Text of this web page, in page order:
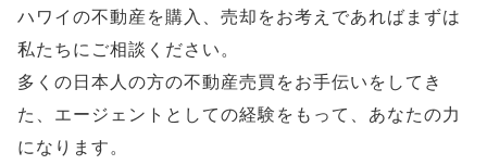
ハワイの不動産を購入、売却をお考えであればまずは
私たちにご相談ください。
多くの日本人の方の不動産売買をお手伝いをしてき
た、エージェントとしての経験をもって、あなたの力
になります。